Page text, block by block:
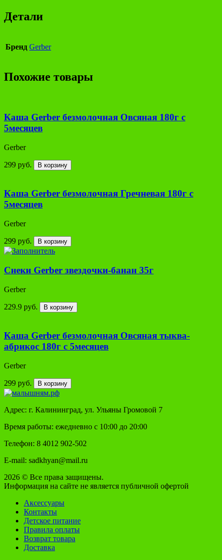
Детали
Бренд Gerber
Похожие товары
Каша Gerber безмолочная Овсяная 180г с
5месяцев
Gerber
299 руб. В корзину
Каша Gerber безмолочная Гречневая 180г с
5месяцев
Gerber
299 руб. В корзину
Снеки Gerber звездочки-банан 35г
Gerber
229.9 руб. В корзину
Каша Gerber безмолочная Овсяная тыква-
абрикос 180г с 5месяцев
Gerber
299 руб. В корзину
Адрес: г. Калининград, ул. Ульяны Громовой 7
Время работы: ежедневно с 10:00 до 20:00
Телефон: 8 4012 902-502
E-mail: sadkhyan@mail.ru
2026 © Все права защищены.
Информация на сайте не является публичной офертой
Аксессуары
Контакты
Детское питание
Правила оплаты
Возврат товара
Доставка